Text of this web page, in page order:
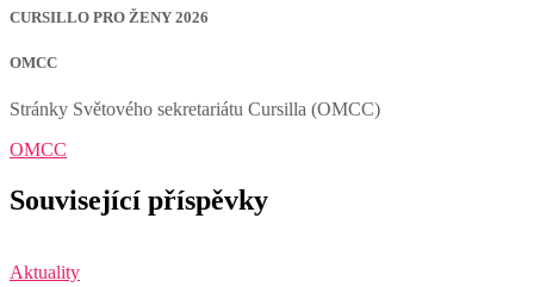
CURSILLO PRO ŽENY 2026
OMCC
Stránky Světového sekretariátu Cursilla (OMCC)
OMCC
Související příspěvky
Aktuality